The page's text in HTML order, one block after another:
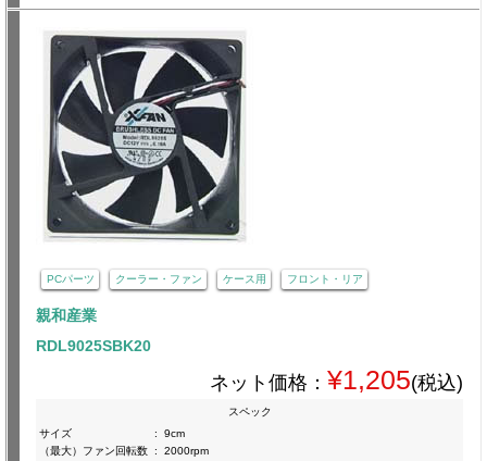
PCパーツ クーラー・ファン ケース用 フロント・リア
親和産業
RDL9025SBK20
ネット価格： ¥1,205(税込)
スペック
サイズ
:
9cm
（最大）ファン回転数 :
2000rpm